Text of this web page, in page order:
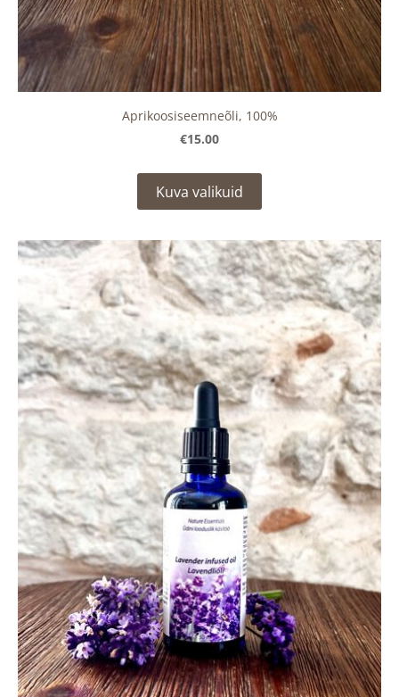
Aprikoosiseemneõli, 100%
€15.00
Kuva valikuid